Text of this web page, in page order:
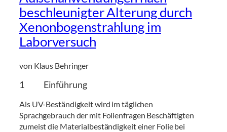
beschleunigter Alterung durch
Xenonbogenstrahlung im
Laborversuch
von Klaus Behringer
1 Einführung
Als UV-Beständigkeit wird im täglichen
Sprachgebrauch der mit Folienfragen Beschäftigten
zumeist die Materialbeständigkeit einer Folie bei